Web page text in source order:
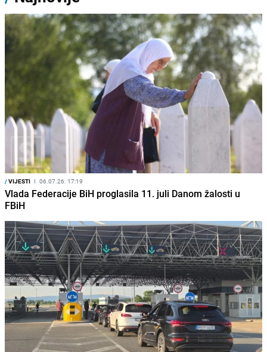
/VIJESTI I 06.07.26. 17:19
Vlada Federacije BiH proglasila 11. juli Danom žalosti u
FBiH